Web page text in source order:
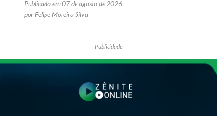
Publicado em 07 de agosto de 2026
por Felipe Moreira Silva
Publicidade